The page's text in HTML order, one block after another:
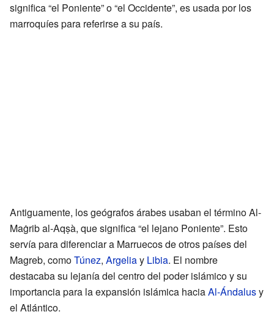
significa “el Poniente” o “el Occidente”, es usada por los
marroquíes para referirse a su país.
Antiguamente, los geógrafos árabes usaban el término Al-
Maġrib al-Aqṣà, que significa “el lejano Poniente”. Esto
servía para diferenciar a Marruecos de otros países del
Magreb, comoTúnez, Argeliay Libia. El nombre
destacaba su lejanía del centro del poder islámico y su
importancia para la expansión islámica haciaAl-Ándalusy
el Atlántico.